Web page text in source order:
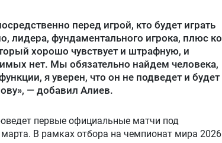
перед игрой, кто будет играть
лидера, фундаментального игрока, плюс ко
хорошо чувствует и штрафную, и
нет. Мы обязательно найдем человека,
я уверен, что он не подведет и будет
— добавил Алиев.
первые официальные матчи под
В рамках отбора на чемпионат мира 2026